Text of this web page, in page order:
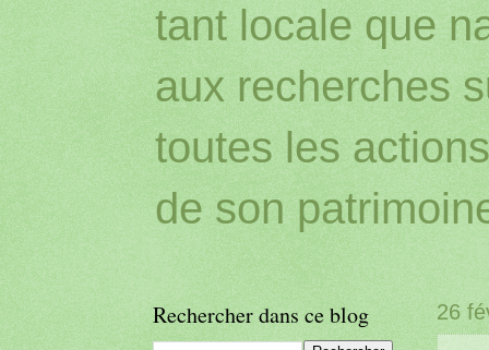
tant locale que
aux recherches
toutes les
de son
26
Rechercher dans ce blog